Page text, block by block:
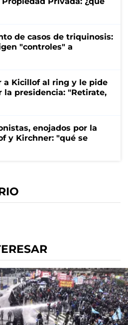
de casos de triquinosis:
"controles" a
a Kicillof al ring y le pide
la presidencia: "Retirate,
enojados por la
y Kirchner: "qué se